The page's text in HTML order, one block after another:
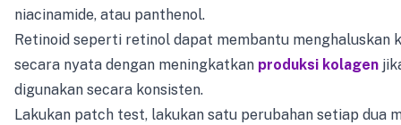
niacinamide, atau panthenol.
Retinoid seperti retinol dapat membantu menghaluskan
secara nyata dengan meningkatkan produksi kolagen
digunakan secara konsisten.
Lakukan patch test, lakukan satu perubahan setiap dua